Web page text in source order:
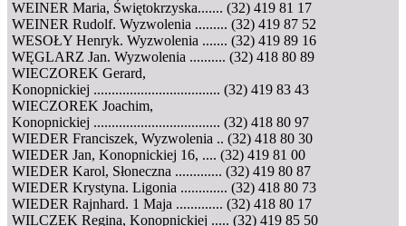
WEINER Maria, Świętokrzyska....... (32) 419 81 17
WEINER Rudolf. Wyzwolenia ......... (32) 419 87 52
WESOŁY Henryk. Wyzwolenia ....... (32) 419 89 16
WĘGLARZ Jan. Wyzwolenia .......... (32) 418 80 89
WIECZOREK Gerard,
Konopnickiej ................................... (32) 419 83 43
WIECZOREK Joachim,
Konopnickiej ................................... (32) 418 80 97
WIEDER Franciszek, Wyzwolenia .. (32) 418 80 30
WIEDER Jan, Konopnickiej 16, .... (32) 419 81 00
WIEDER Karol, Słoneczna ............. (32) 419 80 87
WIEDER Krystyna. Ligonia ............. (32) 418 80 73
WIEDER Rajnhard. 1 Maja ............. (32) 418 80 17
WILCZEK Regina, Konopnickiej ..... (32) 419 85 50